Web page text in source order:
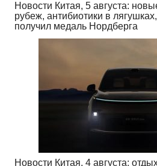
Новости Китая, 5 августа:
рубеж, антибиотики в
получил медаль Нордберга
Новости Китая, 4 августа: